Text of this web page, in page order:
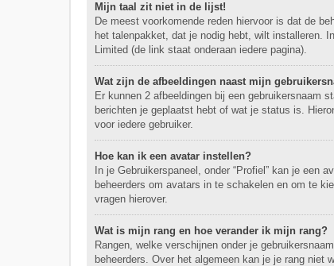
Mijn taal zit niet in de lijst!
De meest voorkomende reden hiervoor is dat de
het talenpakket, dat je nodig hebt, wilt installeren.
Limited (de link staat onderaan iedere pagina).
Wat zijn de afbeeldingen naast mijn
Er kunnen 2 afbeeldingen bij een gebruikersnaam
berichten je geplaatst hebt of wat je status is.
voor iedere gebruiker.
Hoe kan ik een avatar instellen?
In je Gebruikerspaneel, onder “Profiel” kan je
beheerders om avatars in te schakelen en om te
vragen hierover.
Wat is mijn rang en hoe verander ik mijn rang?
Rangen, welke verschijnen onder je
beheerders. Over het algemeen kan je je rang niet